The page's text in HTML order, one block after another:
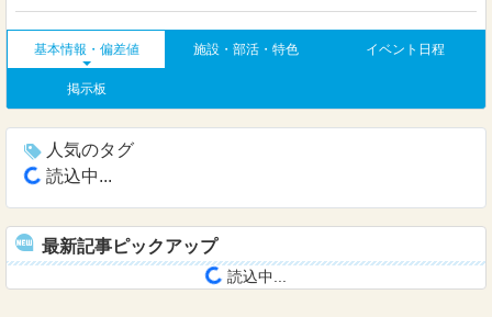
基本情報・偏差値 施設・部活・特色 イベント日程
掲示板
人気のタグ
読込中...
最新記事ピックアップ
読込中...